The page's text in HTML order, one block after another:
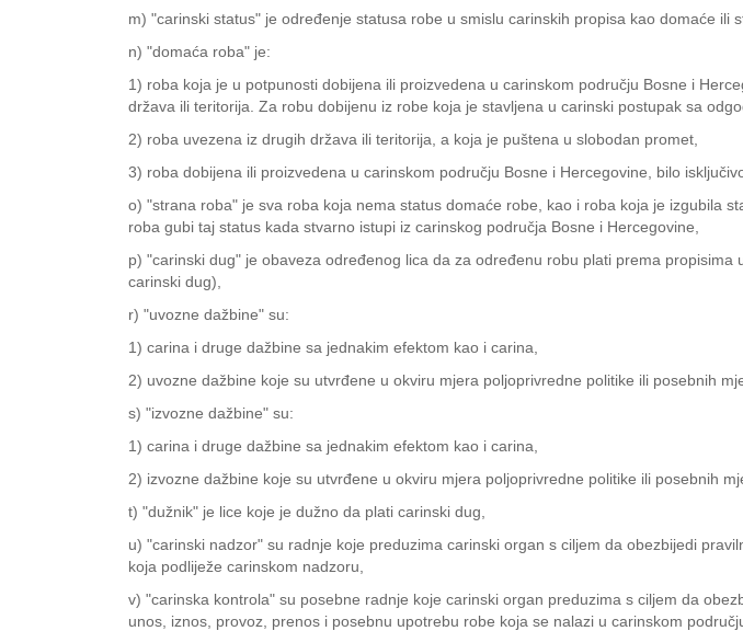
m) "carinski status" je određenje statusa robe u smislu carinskih propisa kao domaće ili
n) "domaća roba" je:
1) roba koja je u potpunosti dobijena ili proizvedena u carinskom području Bosne i
država ili teritorija. Za robu dobijenu iz robe koja je stavljena u carinski postupak sa
2) roba uvezena iz drugih država ili teritorija, a koja je puštena u slobodan promet,
3) roba dobijena ili proizvedena u carinskom području Bosne i Hercegovine, bilo
o) "strana roba" je sva roba koja nema status domaće robe, kao i roba koja je izgubila
roba gubi taj status kada stvarno istupi iz carinskog područja Bosne i Hercegovine,
p) "carinski dug" je obaveza određenog lica da za određenu robu plati prema
carinski dug),
r) "uvozne dažbine" su:
1) carina i druge dažbine sa jednakim efektom kao i carina,
2) uvozne dažbine koje su utvrđene u okviru mjera poljoprivredne politike ili posebnih
s) "izvozne dažbine" su:
1) carina i druge dažbine sa jednakim efektom kao i carina,
2) izvozne dažbine koje su utvrđene u okviru mjera poljoprivredne politike ili posebnih
t) "dužnik" je lice koje je dužno da plati carinski dug,
u) "carinski nadzor" su radnje koje preduzima carinski organ s ciljem da obezbijedi
koja podliježe carinskom nadzoru,
v) "carinska kontrola" su posebne radnje koje carinski organ preduzima s ciljem da
unos, iznos, provoz, prenos i posebnu upotrebu robe koja se nalazi u carinskom